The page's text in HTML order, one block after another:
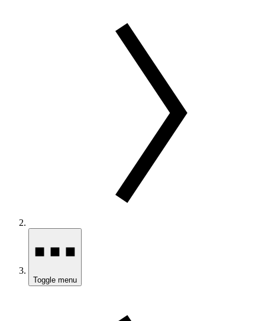
Toggle menu